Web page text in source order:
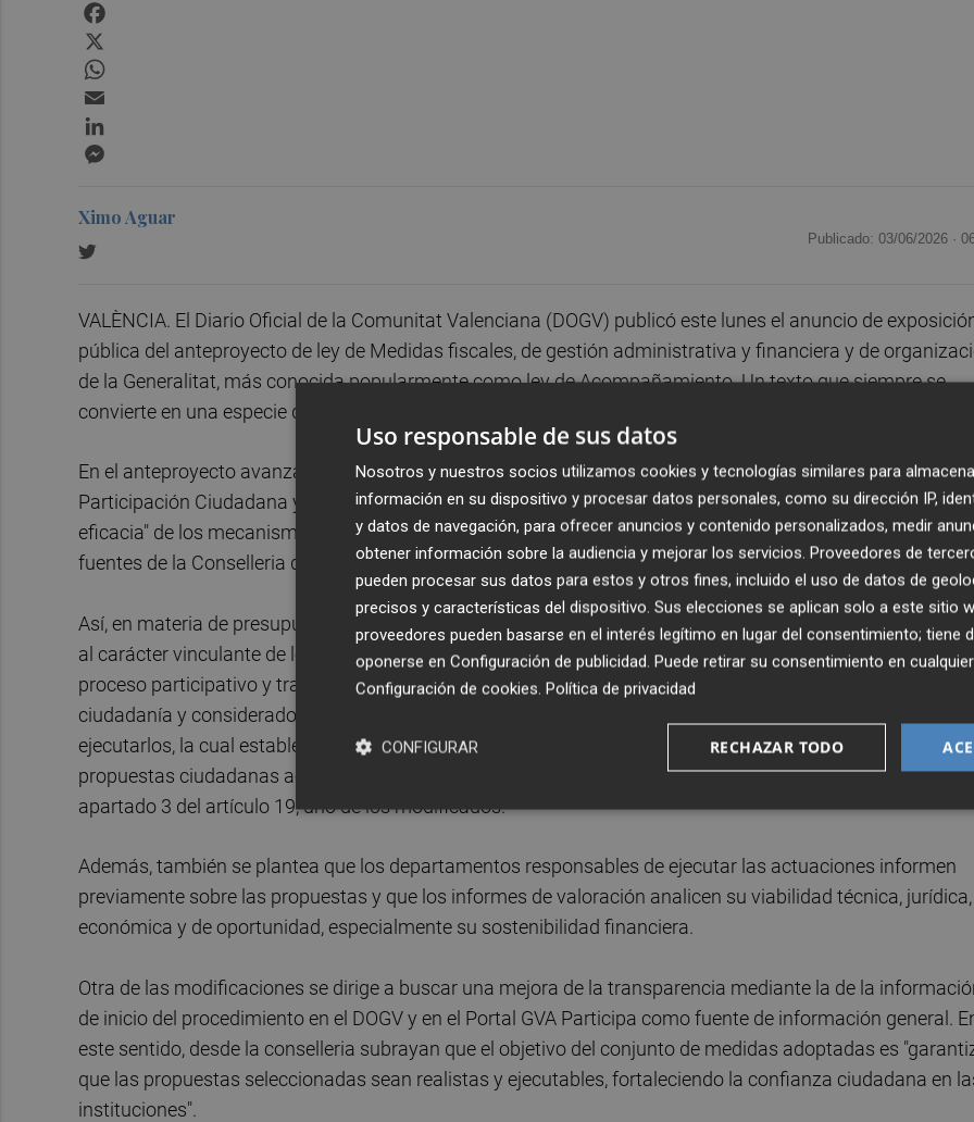
Ximo Aguar
Publicado: 03/06/2026 ·
VALÈNCIA. El Diario Oficial de la Comunitat Valenciana (DOGV) publicó este lunes el anuncio de
pública del anteproyecto de ley de Medidas fiscales, de gestión administrativa y financiera y de
de la Generalitat, más conocida popularmente como ley de Acompañamiento. Un texto que siempre se
convierte en una especie de cajón de sastre de variopintas iniciativas y modificaciones legislativas.
En el anteproyecto avanzado, se incluyen diversas modificaciones en varios artículos de la Ley 4/2023 de
Participación Ciudadana y Fomento del Asociacionismo de la Comunitat Valenciana, dirigidas a "reforzar
eficacia" de los mecanismos de participación ciudadana en la Comunitat Valenciana, según recalcan
fuentes de la Conselleria de Justicia, Transparencia y Participación que dirige Nuria Martínez Sanchis.
Así, en materia de presupuestos participativos se plantean cambios en los artículos 18 y 19, con el
al carácter vinculante de los proyectos aprobados como una de las principales novedades. "Finalizado el
proceso participativo y tramitada, en su caso, la aprobación de los presupuestos propuestos por la
ciudadanía y considerados viables, éstos tendrán carácter vinculante para la administración que deba
ejecutarlos, la cual establecerá mecanismos que permitan el seguimiento y control de la ejecución de las
propuestas ciudadanas aceptadas e incorporadas en los correspondientes presupuestos", señala el
apartado 3 del artículo 19, uno de los modificados.
Además, también se plantea que los departamentos responsables de ejecutar las actuaciones informen
previamente sobre las propuestas y que los informes de valoración analicen su viabilidad técnica, jurídica,
económica y de oportunidad, especialmente su sostenibilidad financiera.
Otra de las modificaciones se dirige a buscar una mejora de la transparencia mediante la de la
de inicio del procedimiento en el DOGV y en el Portal GVA Participa como fuente de información general.
este sentido, desde la conselleria subrayan que el objetivo del conjunto de medidas adoptadas es
que las propuestas seleccionadas sean realistas y ejecutables, fortaleciendo la confianza ciudadana en
instituciones".
Uso responsable de sus datos
Nosotros y nuestros socios utilizamos cookies y tecnologías similares para
información en su dispositivo y procesar datos personales, como su dirección IP,
y datos de navegación, para ofrecer anuncios y contenido personalizados, medir
obtener información sobre la audiencia y mejorar los servicios. Proveedores de
pueden procesar sus datos para estos y otros fines, incluido el uso de datos de
precisos y características del dispositivo. Sus elecciones se aplican solo a este sitio
proveedores pueden basarse en el interés legítimo en lugar del consentimiento; tiene
oponerse en Configuración de publicidad. Puede retirar su consentimiento en
Configuración de cookies. Política de privacidad
RECHAZAR TODO
CONFIGURAR